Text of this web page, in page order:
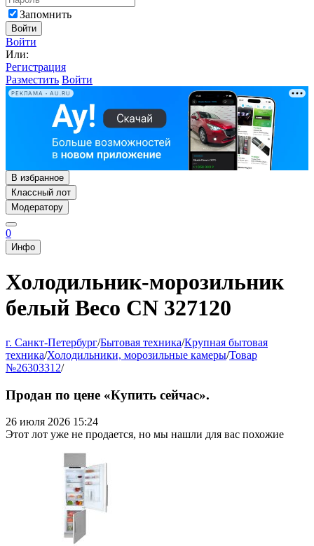
Запомнить
Войти
Войти
Или:
Регистрация
Разместить Войти
РЕКЛАМА • AU.RU
В избранное
Классный лот
Модератору
0
Инфо
Холодильник-морозильник
белый Beco CN 327120
г. Санкт-Петербург/Бытовая техника/Крупная бытовая
техника/Холодильники, морозильные камеры/Товар
№26303312/
Продан по цене «Купить сейчас».
26 июля 2026 15:24
Этот лот уже не продается, но мы нашли для вас похожие